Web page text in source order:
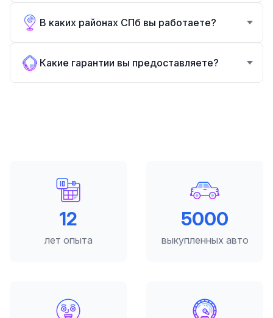
В каких районах СПб вы работаете?
Какие гарантии вы предоставляете?
12
лет опыта
5000
выкупленных авто